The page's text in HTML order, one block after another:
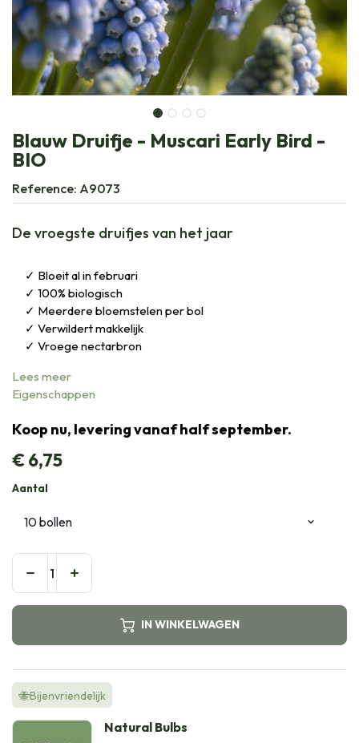
Blauw Druifje - Muscari Early Bird -
BIO
Reference: A9073
De vroegste druifjes van het jaar
Bloeit al in februari
100% biologisch
Meerdere bloemstelen per bol
Verwildert makkelijk
Vroege nectarbron
Lees meer
Eigenschappen
Koop nu, levering vanaf half september.
€6,75
Aantal
IN WINKELWAGEN
🐝Bijenvriendelijk
Natural Bulbs